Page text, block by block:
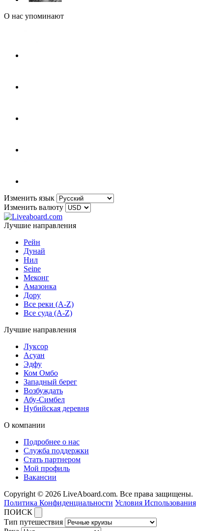
О нас упоминают
Изменить язык
Изменить валюту
Лучшие направления
Рейн
Дунай
Нил
Seine
Меконг
Амазонка
Дору
Все реки (A-Z)
Все суда (A-Z)
Лучшие направления
Луксор
Асуан
Эдфу
Ком Омбо
Западный берег
Возбуждать
Абу-Симбел
Нубийская деревня
О компании
Подробнее о нас
Служба поддержки
Стать партнером
Мой профиль
Вакансии
Copyright © 2026 LiveAboard.com. Все права защищены.
Политика Конфиденциальности Условия Использования
ПОИСК
Тип путешествия